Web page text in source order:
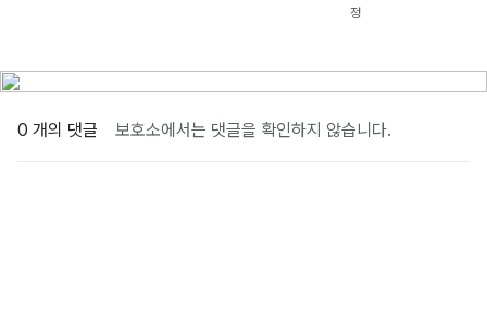
정
0 개의 댓글 보호소에서는 댓글을 확인하지 않습니다.